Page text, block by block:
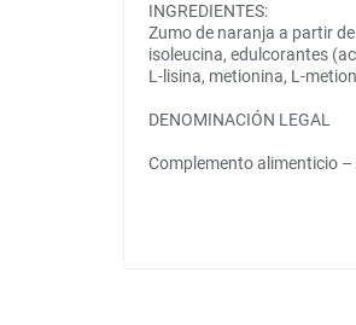
INGREDIENTES:
Zumo de naranja a partir
isoleucina, edulcorantes
L-lisina, metionina, L-
DENOMINACIÓN LEGAL
Complemento alimenticio